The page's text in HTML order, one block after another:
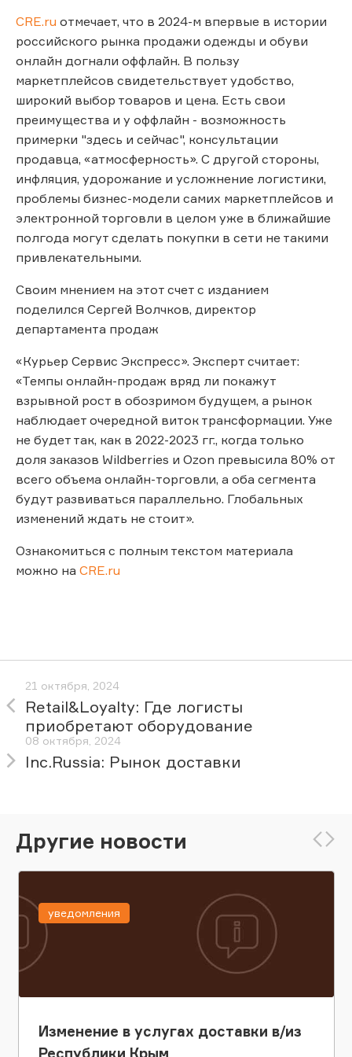
CRE.ru отмечает, что в 2024-м впервые в истории
российского рынка продажи одежды и обуви
онлайн догнали оффлайн. В пользу
маркетплейсов свидетельствует удобство,
широкий выбор товаров и цена. Есть свои
преимущества и у оффлайн - возможность
примерки "здесь и сейчас", консультации
продавца, «атмосферность». С другой стороны,
инфляция, удорожание и усложнение логистики,
проблемы бизнес-модели самих маркетплейсов и
электронной торговли в целом уже в ближайшие
полгода могут сделать покупки в сети не такими
привлекательными.
Своим мнением на этот счет с изданием
поделился Сергей Волчков, директор
департамента продаж
«Курьер Сервис Экспресс». Эксперт считает:
«Темпы онлайн-продаж вряд ли покажут
взрывной рост в обозримом будущем, а рынок
наблюдает очередной виток трансформации. Уже
не будет так, как в 2022-2023 гг., когда только
доля заказов Wildberries и Ozon превысила 80% от
всего объема онлайн-торговли, а оба сегмента
будут развиваться параллельно. Глобальных
изменений ждать не стоит».
Ознакомиться с полным текстом материала
можно на CRE.ru
21 октября, 2024
Retail&Loyalty: Где логисты
приобретают оборудование
08 октября, 2024
Inc.Russia: Рынок доставки
Другие новости
Изменение в услугах доставки в/из
Республики Крым
уведомления